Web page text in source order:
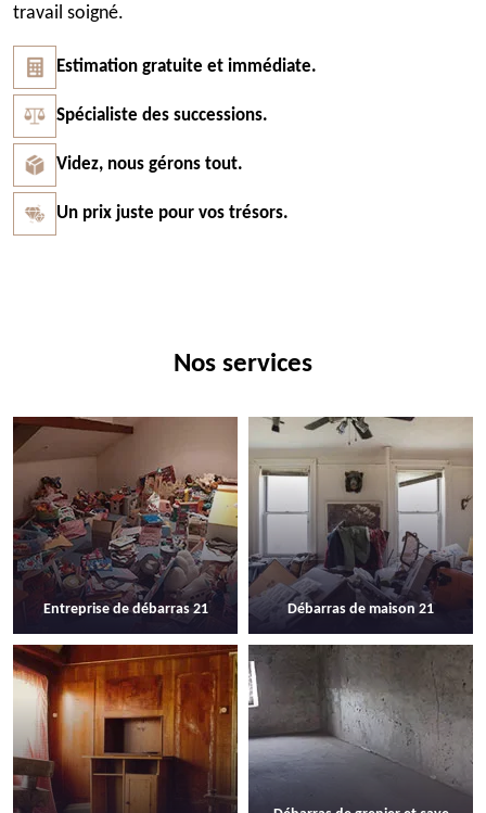
travail soigné.
Estimation gratuite et immédiate.
Spécialiste des successions.
Videz, nous gérons tout.
Un prix juste pour vos trésors.
Nos services
Entreprise de débarras 21 Débarras de maison 21